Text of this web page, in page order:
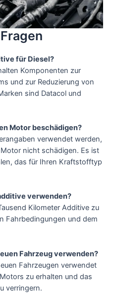
für Diesel?
Komponenten zur
und zur Reduzierung von
sind Datacol und
Motor beschädigen?
verwendet werden,
nicht schädigen. Es ist
das für Ihren Kraftstofftyp
verwenden?
Kilometer Additive zu
Fahrbedingungen und dem
Fahrzeug verwenden?
Fahrzeugen verwendet
zu erhalten und das
verringern.